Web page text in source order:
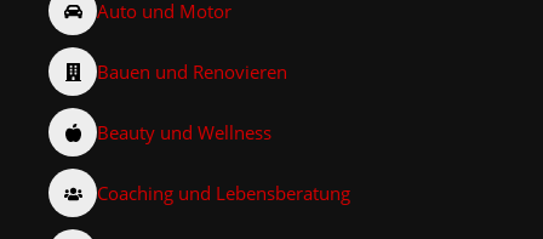
Auto und Motor
Bauen und Renovieren
Beauty und Wellness
Coaching und Lebensberatung